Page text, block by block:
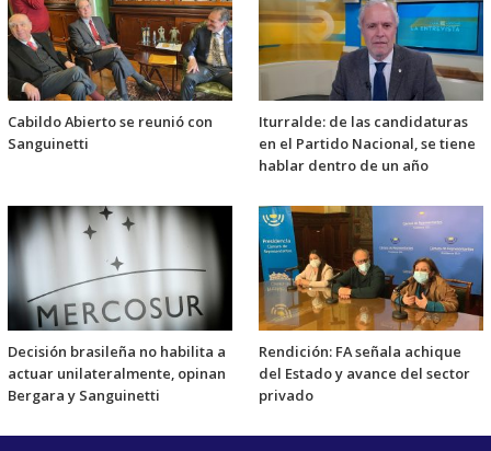
Cabildo Abierto se reunió con
Sanguinetti
Iturralde: de las candidaturas
en el Partido Nacional, se tiene
hablar dentro de un año
Decisión brasileña no habilita a
actuar unilateralmente, opinan
Bergara y Sanguinetti
Rendición: FA señala achique
del Estado y avance del sector
privado